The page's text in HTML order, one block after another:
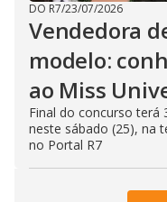
DO R7/23/07/2026
Vendedora
modelo:
ao Miss
Final do concurso terá
neste sábado (25), na
no Portal R7